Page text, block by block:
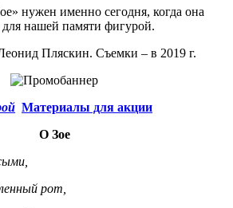
нужен именно сегодня, когда она
для нашей памяти фигурой.
Пляскин. Съемки – в 2019 г.
Материалы для акции
О Зое
рот,